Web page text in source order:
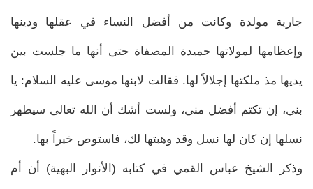
جارية مولدة وكانت من أفضل النساء في عقلها ودينها
وإعظامها لمولاتها حميدة المصفاة حتى أنها ما جلست بين
يديها مذ ملكتها إجلالاً لها. فقالت لابنها موسى عليه السلام: يا
بني، إن تكتم أفضل مني، ولست أشك أن الله تعالى سيطهر
نسلها إن كان لها نسل وقد وهبتها لك، فاستوص خيراً بها.
وذكر الشيخ عباس القمي في كتابه (الأنوار البهية) أن أم